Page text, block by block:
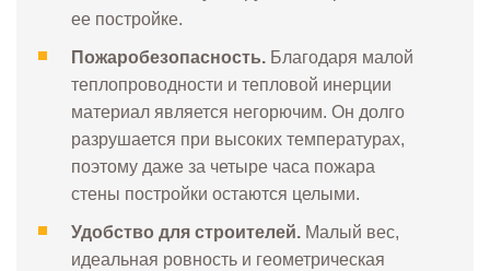
ее постройке.
Пожаробезопасность. Благодаря малой
теплопроводности и тепловой инерции
материал является негорючим. Он долго
разрушается при высоких температурах,
поэтому даже за четыре часа пожара
стены постройки остаются целыми.
Удобство для строителей. Малый вес,
идеальная ровность и геометрическая